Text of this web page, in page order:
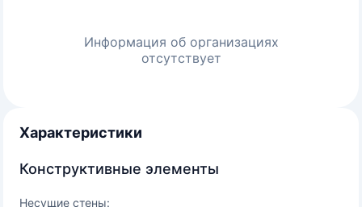
Информация об организациях
отсутствует
Характеристики
Конструктивные элементы
Несущие стены: